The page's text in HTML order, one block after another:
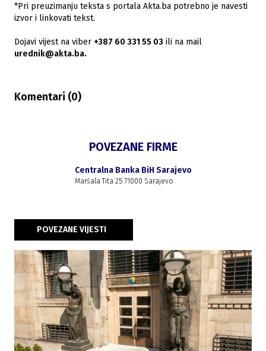
*Pri preuzimanju teksta s portala Akta.ba potrebno je navesti
izvor i linkovati tekst.
Dojavi vijest na viber +387 60 331 55 03 ili na mail
urednik@akta.ba.
Komentari (0)
POVEZANE FIRME
Centralna Banka BiH Sarajevo
Maršala Tita 25 71000 Sarajevo
POVEZANE VIJESTI